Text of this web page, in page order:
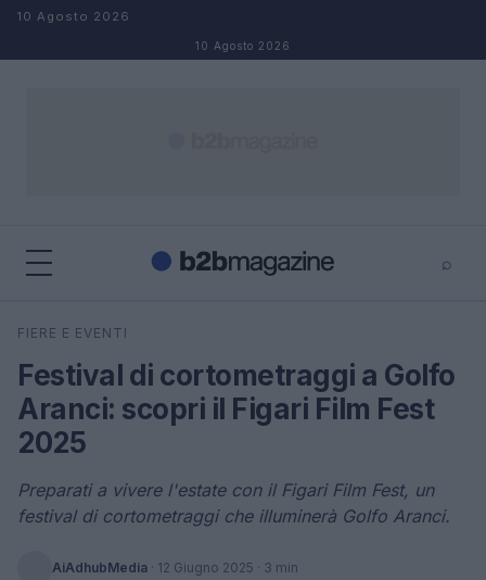
Salta al contenuto
10 Agosto 2026
10 Agosto 2026
⌕
Cerca
FIERE E EVENTI
Festival di cortometraggi a Golfo
Aranci: scopri il Figari Film Fest
2025
Preparati a vivere l'estate con il Figari Film Fest, un
festival di cortometraggi che illuminerà Golfo Aranci.
AiAdhubMedia · 12 Giugno 2025 · 3 min